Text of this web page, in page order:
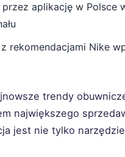
aplikację w
rekomendacjami Nike
trendy
największego
jest nie tylko